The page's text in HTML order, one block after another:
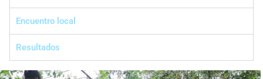
Encuentro local
Resultados